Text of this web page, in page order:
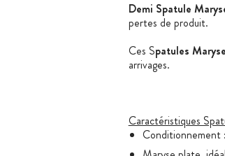
Demi Spatule
pertes de produit.
Ces Spatules Maryse
arrivages.
Caractéristiques
Conditionnement